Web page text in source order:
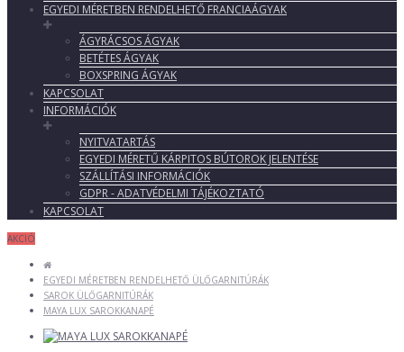
EGYEDI MÉRETBEN RENDELHETŐ FRANCIAÁGYAK
ÁGYRÁCSOS ÁGYAK
BETÉTES ÁGYAK
BOXSPRING ÁGYAK
KAPCSOLAT
INFORMÁCIÓK
NYITVATARTÁS
EGYEDI MÉRETŰ KÁRPITOS BÚTOROK JELENTÉSE
SZÁLLÍTÁSI INFORMÁCIÓK
GDPR - ADATVÉDELMI TÁJÉKOZTATÓ
KAPCSOLAT
AKCIÓ
EGYEDI MÉRETBEN RENDELHETŐ ÜLŐGARNITÚRÁK
SAROK ÜLŐGARNITÚRÁK
MAYA LUX SAROKKANAPÉ